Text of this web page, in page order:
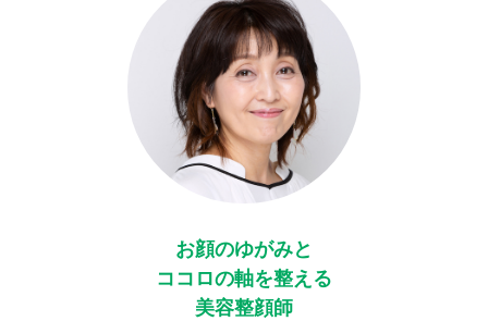
お顔のゆがみと
ココロの軸を整える
美容整顔師